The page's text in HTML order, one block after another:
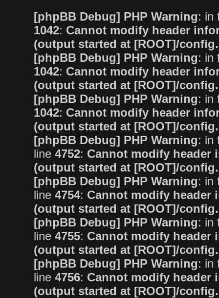
[phpBB Debug] PHP Warning: in
1042: Cannot modify header
(output started at [ROOT]/
[phpBB Debug] PHP Warning: in
1042: Cannot modify header
(output started at [ROOT]/
[phpBB Debug] PHP Warning: in
1042: Cannot modify header
(output started at [ROOT]/
[phpBB Debug] PHP Warning: in
line 4752: Cannot modify header
(output started at [ROOT]/
[phpBB Debug] PHP Warning: in
line 4754: Cannot modify header
(output started at [ROOT]/
[phpBB Debug] PHP Warning: in
line 4755: Cannot modify header
(output started at [ROOT]/
[phpBB Debug] PHP Warning: in
line 4756: Cannot modify header
(output started at [ROOT]/